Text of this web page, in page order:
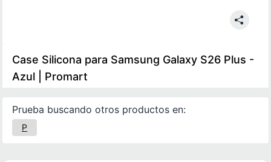
Case Silicona para Samsung Galaxy S26 Plus -
Azul | Promart
Prueba buscando otros productos en:
P